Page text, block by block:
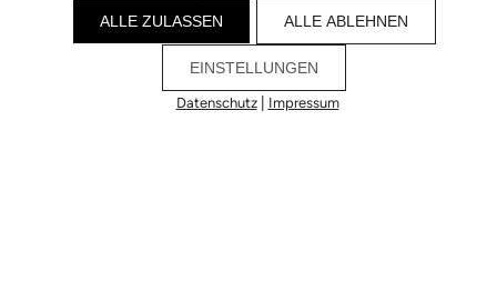
ALLE ZULASSEN ALLE ABLEHNEN
EINSTELLUNGEN
Datenschutz| Impressum